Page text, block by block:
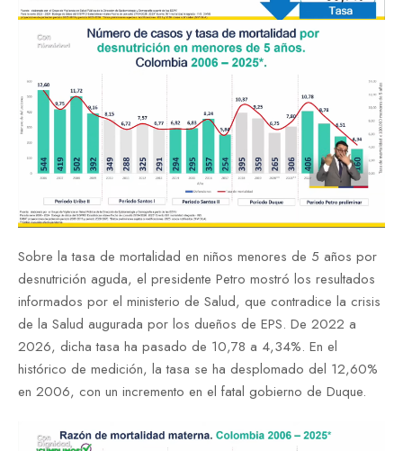
Sobre la tasa de mortalidad en niños menores de 5 años por
desnutrición aguda, el presidente Petro mostró los resultados
informados por el ministerio de Salud, que contradice la crisis
de la Salud augurada por los dueños de EPS. De 2022 a
2026, dicha tasa ha pasado de 10,78 a 4,34%. En el
histórico de medición, la tasa se ha desplomado del 12,60%
en 2006, con un incremento en el fatal gobierno de Duque.